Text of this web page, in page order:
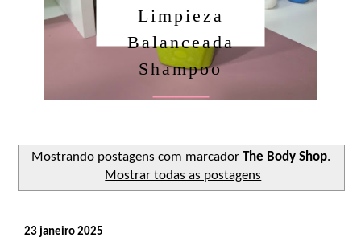
Limpieza
Balanceada
Shampoo
Mostrando postagens com marcador The Body Shop.
Mostrar todas as postagens
23 janeiro 2025